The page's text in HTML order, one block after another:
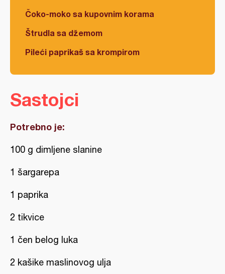
Čoko-moko sa kupovnim korama
Štrudla sa džemom
Pileći paprikaš sa krompirom
Sastojci
Potrebno je:
100 g dimljene slanine
1 šargarepa
1 paprika
2 tikvice
1 čen belog luka
2 kašike maslinovog ulja